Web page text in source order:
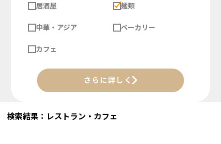
居酒屋 麺類
中華・アジア ベーカリー
カフェ
さらに詳しく
検索結果：レストラン・カフェ